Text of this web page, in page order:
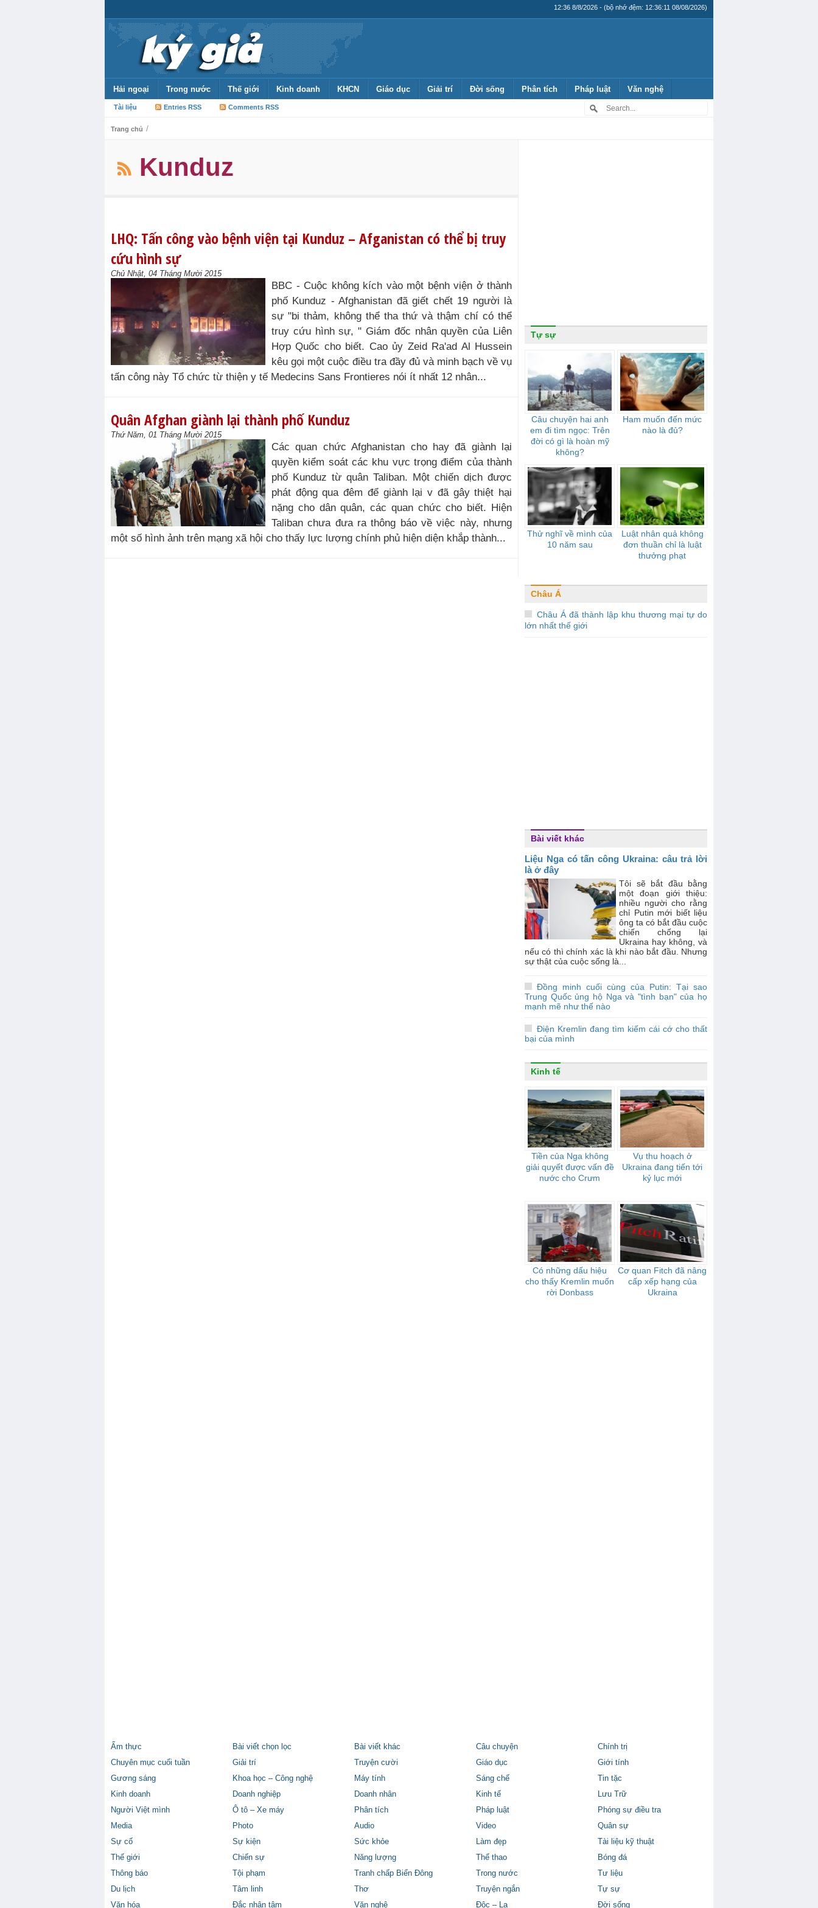
12:36 8/8/2026 - (bộ nhớ đệm: 12:36:11 08/08/2026)
Hải ngoại Trong nước Thế giới Kinh doanh KHCN Giáo dục Giải trí Đời sống Phân tích Pháp luật Văn nghệ
Tài liệu Entries RSS Comments RSS
Trang chủ /
Kunduz
LHQ: Tấn công vào bệnh viện tại Kunduz – Afganistan có thể bị truy
cứu hình sự
Chủ Nhật, 04 Tháng Mười 2015
BBC - Cuộc không kích vào một bệnh viện ở thành
phố Kunduz - Afghanistan đã giết chết 19 người là
sự "bi thảm, không thể tha thứ và thậm chí có thể
truy cứu hình sự, " Giám đốc nhân quyền của Liên
Hợp Quốc cho biết. Cao ủy Zeid Ra'ad Al Hussein
kêu gọi một cuộc điều tra đầy đủ và minh bạch về vụ
tấn công này Tổ chức từ thiện y tế Medecins Sans Frontieres nói ít nhất 12 nhân...
Quân Afghan giành lại thành phố Kunduz
Thứ Năm, 01 Tháng Mười 2015
Các quan chức Afghanistan cho hay đã giành lại
quyền kiểm soát các khu vực trọng điểm của thành
phố Kunduz từ quân Taliban. Một chiến dịch được
phát động qua đêm để giành lại v đã gây thiệt hại
nặng cho dân quân, các quan chức cho biết. Hiện
Taliban chưa đưa ra thông báo về việc này, nhưng
một số hình ảnh trên mạng xã hội cho thấy lực lượng chính phủ hiện diện khắp thành...
Tự sự
Câu chuyện hai anh
em đi tìm ngọc: Trên
đời có gì là hoàn mỹ
không?
Ham muốn đến mức
nào là đủ?
Thử nghĩ về mình của
10 năm sau
Luật nhân quả không
đơn thuần chỉ là luật
thưởng phạt
Châu Á
Châu Á đã thành lập khu thương mại tự do
lớn nhất thế giới
Bài viết khác
Liệu Nga có tấn công Ukraina: câu trả lời
là ở đây
Tôi sẽ bắt đầu bằng
một đoạn giới thiệu:
nhiều người cho rằng
chỉ Putin mới biết liệu
ông ta có bắt đầu cuộc
chiến chống lại
Ukraina hay không, và
nếu có thì chính xác là khi nào bắt đầu. Nhưng
sự thật của cuộc sống là...
Đồng minh cuối cùng của Putin: Tại sao
Trung Quốc ủng hộ Nga và "tình bạn" của họ
mạnh mẽ như thế nào
Điện Kremlin đang tìm kiếm cái cớ cho thất
bại của mình
Kinh tế
Tiền của Nga không
giải quyết được vấn đề
nước cho Crưm
Vụ thu hoạch ở
Ukraina đang tiến tới
kỷ lục mới
Có những dấu hiệu
cho thấy Kremlin muốn
rời Donbass
Cơ quan Fitch đã nâng
cấp xếp hạng của
Ukraina
Ẩm thực Bài viết chọn lọc Bài viết khác Câu chuyện
Chính trị
Chuyên mục cuối tuần
Giải trí Truyện cười Giáo dục
Giới tính
Gương sáng
Khoa học – Công nghệ Máy tính Sáng chế
Tin tặc
Kinh doanh
Doanh nghiệp Doanh nhân Kinh tế
Lưu Trữ
Người Việt mình
Ô tô – Xe máy Phân tích Pháp luật
Phóng sự điều tra
Media
Photo Audio Video
Quân sự
Sự cố
Sự kiện Sức khỏe Làm đẹp
Tài liệu kỹ thuật
Thế giới
Chiến sự Năng lượng Thể thao
Bóng đá
Thông báo
Tội phạm Tranh chấp Biển Đông Trong nước
Tư liệu
Du lịch
Tâm linh Thơ Truyện ngắn
Tự sự
Văn hóa
Đắc nhân tâm Văn nghệ Độc – Lạ Đời sống